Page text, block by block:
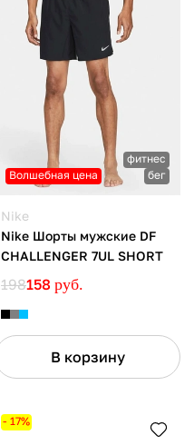
Волшебная цена
фитнес
бег
Nike
Nike Шорты мужские DF
CHALLENGER 7UL SHORT
198158 руб.
В корзину
- 17%